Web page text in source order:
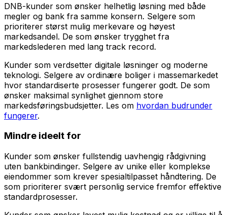
DNB-kunder som ønsker helhetlig løsning med både
megler og bank fra samme konsern. Selgere som
prioriterer størst mulig merkevare og høyest
markedsandel. De som ønsker trygghet fra
markedslederen med lang track record.
Kunder som verdsetter digitale løsninger og moderne
teknologi. Selgere av ordinære boliger i massemarkedet
hvor standardiserte prosesser fungerer godt. De som
ønsker maksimal synlighet gjennom store
markedsføringsbudsjetter. Les om hvordan budrunder
fungerer.
Mindre ideelt for
Kunder som ønsker fullstendig uavhengig rådgivning
uten bankbindinger. Selgere av unike eller komplekse
eiendommer som krever spesialtilpasset håndtering. De
som prioriterer svært personlig service fremfor effektive
standardprosesser.